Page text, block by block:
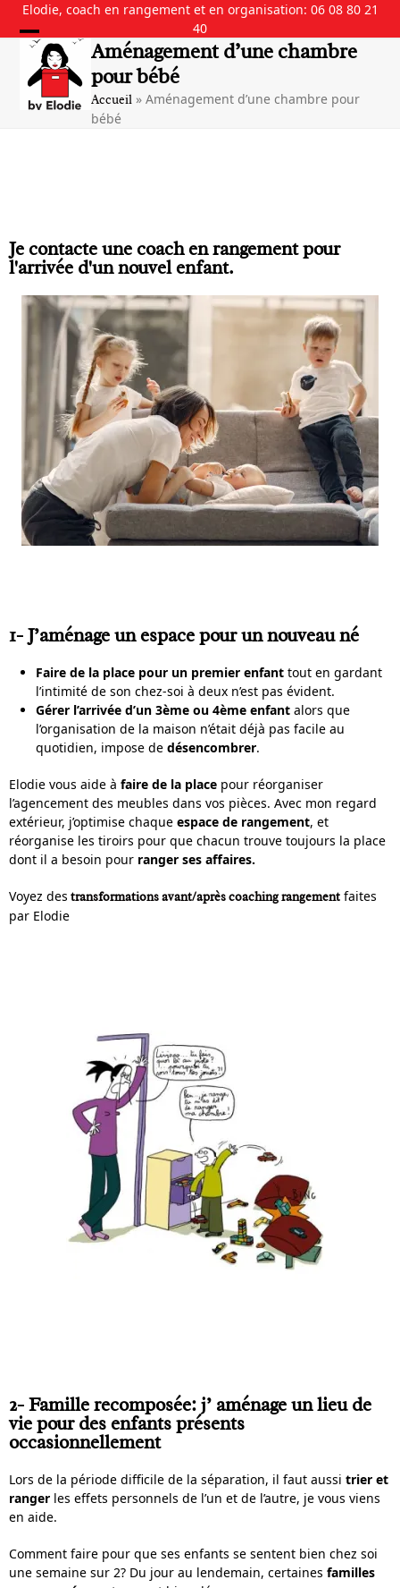
Skip
content
Elodie, coach en rangement et en organisation: 06 08 80 21
40
Aménagement d’une chambre
pour bébé
Accueil »Aménagement d’une chambre pour
bébé
Je contacte unecoach en rangementpour
l'arrivée d'un nouvel enfant.
1- J’aménage un espace pour un nouveau né
Faire de la place pour un premier enfant tout en gardant
l’intimité de son chez-soi à deux n’est pas évident.
Gérer l’arrivée d’un 3ème ou 4ème enfant alors que
l’organisation de la maison n’était déjà pas facile au
quotidien, impose de désencombrer.
Elodie vous aide à faire de la place pour réorganiser
l’agencement des meubles dans vos pièces. Avec mon regard
extérieur, j’optimise chaque espace de rangement, et
réorganise les tiroirs pour que chacun trouve toujours la place
dont il a besoin pour ranger ses affaires.
Voyez des transformations avant/après coaching rangement faites
par Elodie
2- Famille recomposée: j’ aménage un lieu de
vie pour des enfants présents
occasionnellement
Lors de la période difficile de la séparation, il faut aussi trier et
ranger les effets personnels de l’un et de l’autre, je vous viens
en aide.
Comment faire pour que ses enfants se sentent bien chez soi
une semaine sur 2? Du jour au lendemain, certaines familles